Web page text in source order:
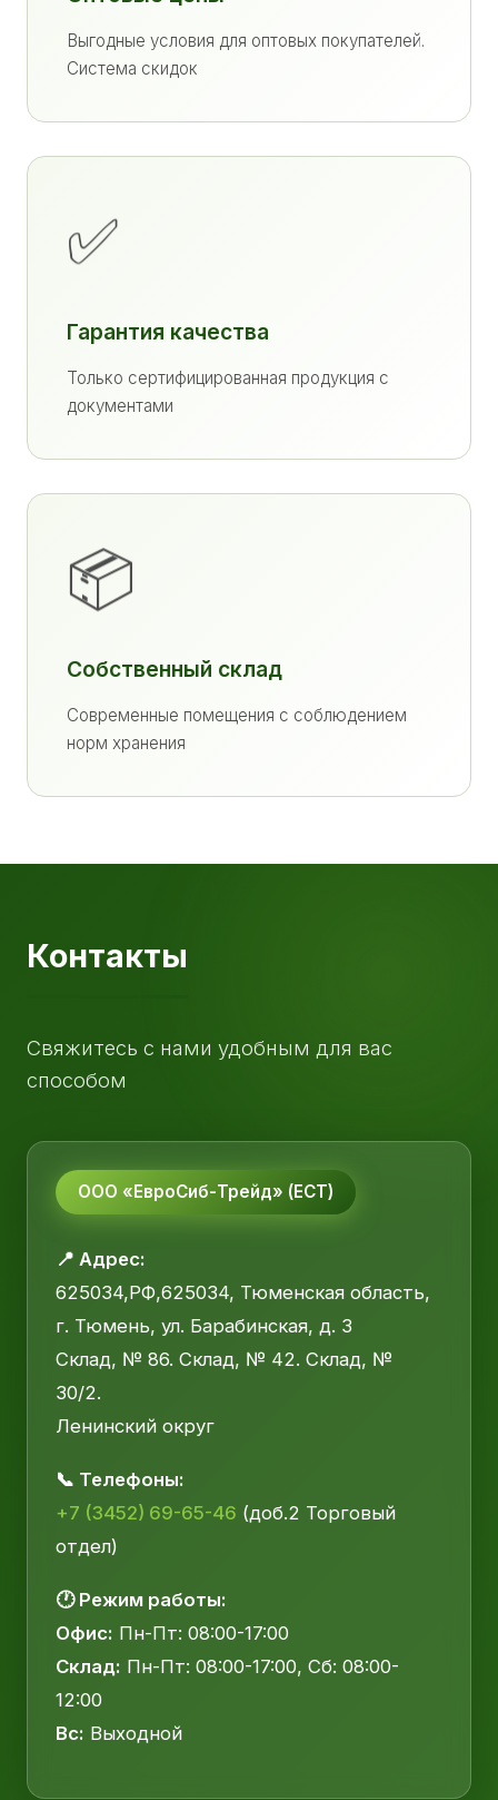
Выгодные условия для оптовых покупателей.
Система скидок
✅
Гарантия качества
Только сертифицированная продукция с
документами
📦
Собственный склад
Современные помещения с соблюдением
норм хранения
Контакты
Свяжитесь с нами удобным для вас
способом
ООО «ЕвроСиб-Трейд» (ЕСТ)
📍 Адрес:
625034,РФ,625034, Тюменская область,
г. Тюмень, ул. Барабинская, д. 3
Склад, № 86. Склад, № 42. Склад, №
30/2.
Ленинский округ
📞 Телефоны:
+7 (3452) 69-65-46 (доб.2 Торговый
отдел)
🕐 Режим работы:
Офис: Пн-Пт: 08:00-17:00
Склад: Пн-Пт: 08:00-17:00, Сб: 08:00-
12:00
Вс: Выходной